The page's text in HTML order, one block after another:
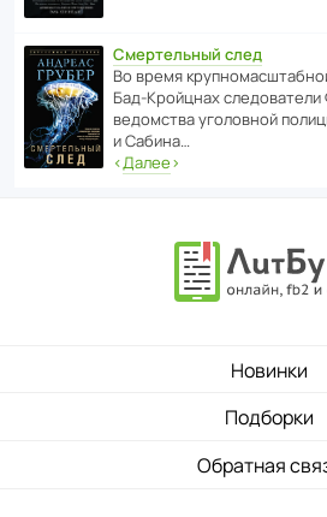
Смертельный след
Во время
Бад‑Крой­цнах
ведомства уголо­вной
и Сабина…
‹Далее›
Новинки
Подборки
Обратная